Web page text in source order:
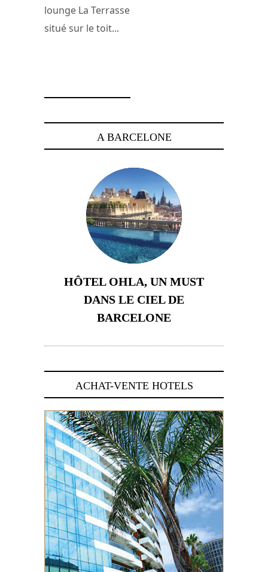
lounge La Terrasse
situé sur le toit...
A BARCELONE
HÔTEL OHLA, UN MUST
DANS LE CIEL DE
BARCELONE
ACHAT-VENTE HOTELS